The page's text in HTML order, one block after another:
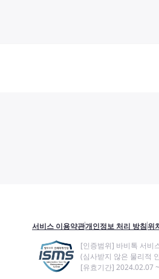
서비스 이용약관개인정보 처리 방침위
[인증범위] 바비톡 서비
(심사받지 않은 물리적
[유효기간] 2024.02.07